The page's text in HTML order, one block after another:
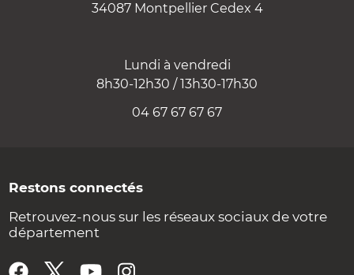
34087 Montpellier Cedex 4
Lundi à vendredi
8h30-12h30 / 13h30-17h30
04 67 67 67 67
Restons connectés
Retrouvez-nous sur les réseaux sociaux de votre
département